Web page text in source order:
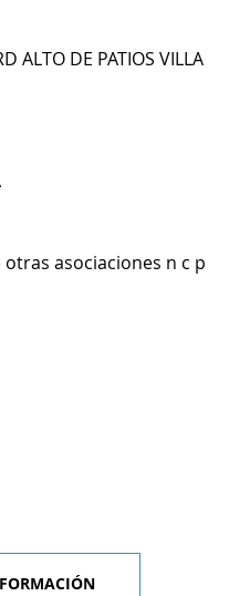
ALTO DE PATIOS VILLA
asociaciones n c p